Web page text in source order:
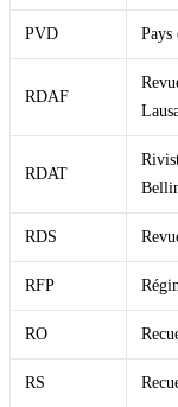
PVD Pays
RDAF
RDAT
RDS
RFP
RO
RS